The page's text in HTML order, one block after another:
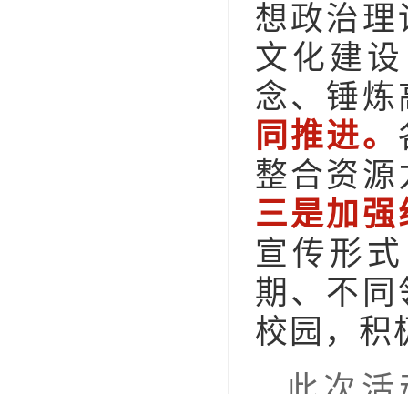
想政治
文化建
念、锤
同推进。
整合资
三是加
宣传形
期、不
校园，积